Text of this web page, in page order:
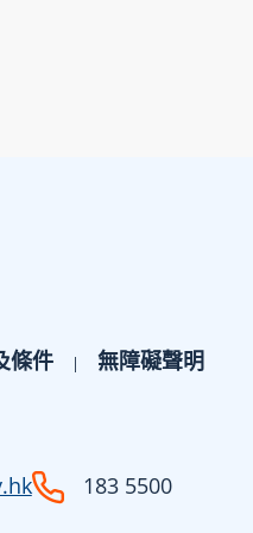
條件 無障礙聲明
183 5500